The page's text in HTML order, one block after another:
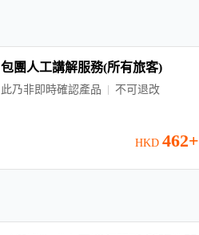
包團人工講解服務(所有旅客)
此乃非即時確認產品 不可退改
HKD 462+